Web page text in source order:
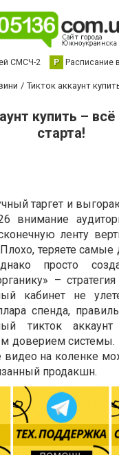
СМСЧ-2 Р Расписание
Тикток аккаунт
купить –
старта!
таргет и
внимание
ленту
теряете
просто
–
кабинет не
спенда,
тикток
доверием системы.
видео на коленке
продакшн.